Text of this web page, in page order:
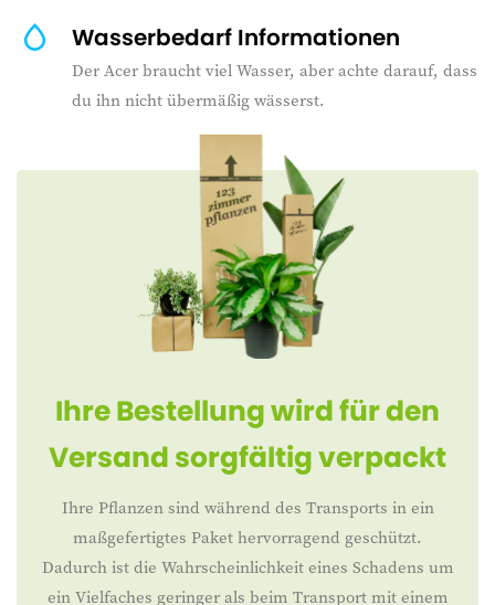
Wasserbedarf Informationen
Der Acer braucht viel Wasser, aber achte darauf, dass
du ihn nicht übermäßig wässerst.
Ihre Bestellung wird für den
Versand sorgfältig verpackt
Ihre Pflanzen sind während des Transports in ein
maßgefertigtes Paket hervorragend geschützt.
Dadurch ist die Wahrscheinlichkeit eines Schadens um
ein Vielfaches geringer als beim Transport mit einem